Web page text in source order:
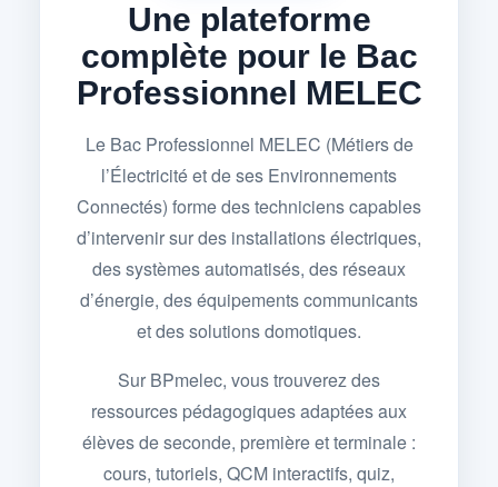
Une plateforme
complète pour le Bac
Professionnel MELEC
Le Bac Professionnel MELEC (Métiers de
l’Électricité et de ses Environnements
Connectés) forme des techniciens capables
d’intervenir sur des installations électriques,
des systèmes automatisés, des réseaux
d’énergie, des équipements communicants
et des solutions domotiques.
Sur BPmelec, vous trouverez des
ressources pédagogiques adaptées aux
élèves de seconde, première et terminale :
cours, tutoriels, QCM interactifs, quiz,